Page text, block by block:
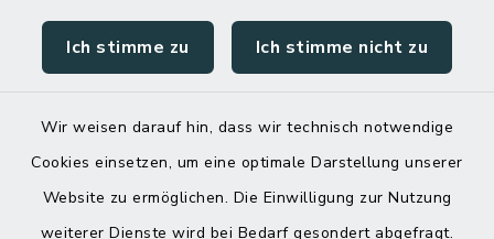
Ich stimme zu Ich stimme nicht zu
Wir weisen darauf hin, dass wir technisch notwendige
Cookies einsetzen, um eine optimale Darstellung unserer
Website zu ermöglichen. Die Einwilligung zur Nutzung
weiterer Dienste wird bei Bedarf gesondert abgefragt.
Kontakt
Datenschutz
Impressum